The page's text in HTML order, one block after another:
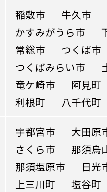
稲敷市
牛久市
かすみがうら市
常総市
つくば市
つくばみらい市
竜ケ崎市
阿見町
利根町
八千代町
宇都宮市
大田原
さくら市
那須烏
那須塩原市
日光
上三川町
塩谷町